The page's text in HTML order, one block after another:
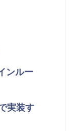
ンルー
実装す